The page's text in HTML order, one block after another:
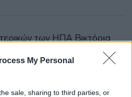
My Personal
sale, sharing to third parties, or
των ΗΠΑ Βικτόρια
επιπλέον κέρδη από τη
του 2015.